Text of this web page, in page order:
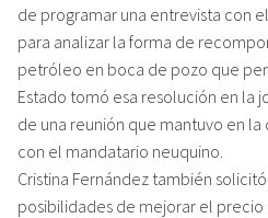
de programar una entrevista con
para analizar la forma de
petróleo en boca de pozo que
Estado tomó esa resolución en la
de una reunión que mantuvo en
con el mandatario neuquino.
Cristina Fernández también
posibilidades de mejorar el precio